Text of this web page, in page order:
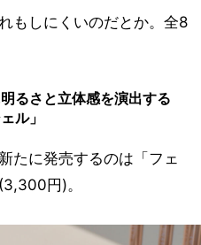
もしにくいのだとか。全8
るさと立体感を演出する
ル」
たに発売するのは「フェ
円)。